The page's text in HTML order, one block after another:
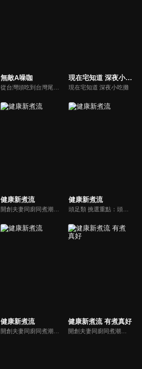
無敵A噪咖
從台灣頭吃到台灣尾，沒準備好你的肚子千萬別說台灣的美味你都吃過啦！無敵A噪咖這次精銳盡出、翻山越嶺，傳出台灣的好滋味，豐富、美味的畫面，傳遞噪咖對美食的用心，透過獨特的介紹方式，就要你吃得更有創意、更有趣！吃的更有內涵與層次喔！
現在宅知道 深夜小吃攤
現在宅知道 深夜小吃攤
健康新煮流
開創夫妻同廚同煮潮流的KC夫婦，繼《健康醫食代》後，走出攝影棚，帶大家全台走透透，發掘上帝賞賜的美味食材，內容融合新加坡南洋風和客家純樸味，加上台灣獨特的閩南風情，互相激盪交織出的火花，打造出獨一無二的美食節目。
健康新煮流
頭足類 挑選重點：頭足類利用清洗時去除內臟可以降低膽固醇的攝取。挑選雙眼清澈明亮，眼球稍微凸出，肉質結實有彈性為佳。身體具透明感，觸腕或是吸盤一碰到活體就會吸附住便是新鮮的。
健康新煮流
開創夫妻同廚同煮潮流的KC夫婦，繼《健康醫食代》後，走出攝影棚，帶大家全台走透透，發掘上帝賞賜的美味食材，內容融合新加坡南洋風和客家純樸味，加上台灣獨特的閩南風情，互相激盪交織出的火花，打造出獨一無二的美食節目。
健康新煮流 有煮真好
開創夫妻同廚同煮潮流的KC夫婦，繼《健康醫食代》後，走出攝影棚，帶大家全台走透透，發掘上帝賞賜的美味食材，內容融合新加坡南洋風和客家純樸味，加上台灣獨特的閩南風情，互相激盪交織出的火花，打造出獨一無二的美食節目。